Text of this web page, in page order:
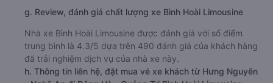
limousine 700000đ/vé
g. Review, đánh giá chất lượng xe Bình Hoài Limousine
Nhà xe Bình Hoài Limousine được đánh giá với số điểm